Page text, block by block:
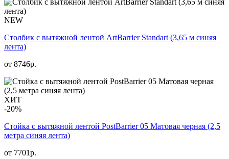
NEW
Столбик с вытяжной лентой ArtBarrier Standart (3,65 м синяя
лента)
от 8746р.
ХИТ
-20%
Стойка с вытяжной лентой PostBarrier 05 Матовая черная (2,5
метра синяя лента)
от 7701р.